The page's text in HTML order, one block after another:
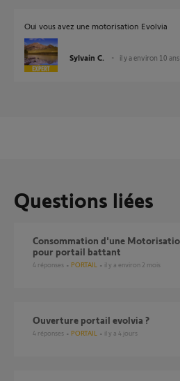
Oui vous avez une motorisation Evolvia
Sylvain C. il y a environ 10 ans
Questions liées
Consommation d'une Motorisation Evolvia® Star à bras
pour portail battant
4 réponses PORTAIL il y a environ 2 mois
ouverture portail evolvia ?
4 réponses PORTAIL il y a 4 jours